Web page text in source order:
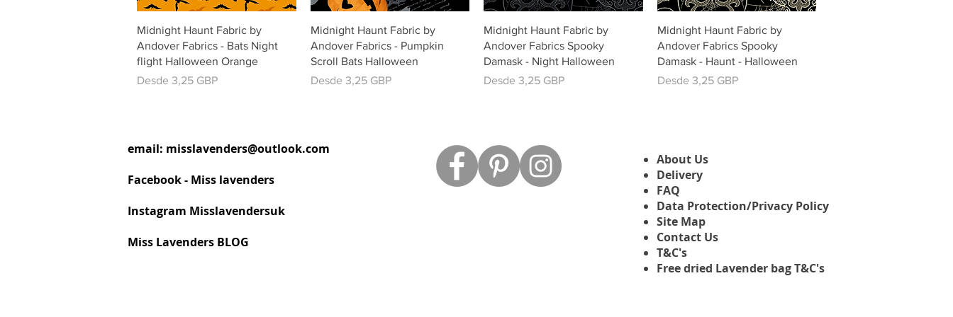
Vista rápida
Midnight Haunt Fabric by
Andover Fabrics - Bats Night
flight Halloween Orange
Desde 3,25 GBP
Precio de oferta
Vista rápida
Midnight Haunt Fabric by
Andover Fabrics - Pumpkin
Scroll Bats Halloween
Desde 3,25 GBP
Precio de oferta
Vista rápida
Midnight Haunt Fabric by
Andover Fabrics Spooky
Damask - Night Halloween
Desde 3,25 GBP
Precio de oferta
Vista rápida
Midnight Haunt Fabric by
Andover Fabrics Spooky
Damask - Haunt - Halloween
Desde 3,25 GBP
Precio de oferta
email: misslavenders@outlook.com
Facebook - Miss lavenders
Instagram Misslavendersuk
Miss Lavenders BLOG
About Us
Delivery
FAQ
Data Protection/Privacy Policy
Site Map
Contact Us
T&C's
Free dried Lavender bag T&C's